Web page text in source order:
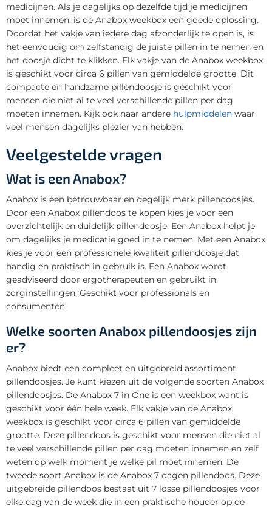
medicijnen. Als je dagelijks op dezelfde tijd je medicijnen
moet innemen, is de Anabox weekbox een goede oplossing.
Doordat het vakje van iedere dag afzonderlijk te open is, is
het eenvoudig om zelfstandig de juiste pillen in te nemen en
het doosje dicht te klikken. Elk vakje van de Anabox weekbox
is geschikt voor circa 6 pillen van gemiddelde grootte. Dit
compacte en handzame pillendoosje is geschikt voor
mensen die niet al te veel verschillende pillen per dag
moeten innemen. Kijk ook naar andere hulpmiddelen waar
veel mensen dagelijks plezier van hebben.
Veelgestelde vragen
Wat is een Anabox?
Anabox is een betrouwbaar en degelijk merk pillendoosjes.
Door een Anabox pillendoos te kopen kies je voor een
overzichtelijk en duidelijk pillendoosje. Een Anabox helpt je
om dagelijks je medicatie goed in te nemen. Met een Anabox
kies je voor een professionele kwaliteit pillendoosje dat
handig en praktisch in gebruik is. Een Anabox wordt
geadviseerd door ergotherapeuten en gebruikt in
zorginstellingen. Geschikt voor professionals en
consumenten.
Welke soorten Anabox pillendoosjes zijn
er?
Anabox biedt een compleet en uitgebreid assortiment
pillendoosjes. Je kunt kiezen uit de volgende soorten Anabox
pillendoosjes. De Anabox 7 in One is een weekbox want is
geschikt voor één hele week. Elk vakje van de Anabox
weekbox is geschikt voor circa 6 pillen van gemiddelde
grootte. Deze pillendoos is geschikt voor mensen die niet al
te veel verschillende pillen per dag moeten innemen en zelf
weten op welk moment je welke pil moet innemen. De
tweede soort Anabox is de Anabox 7 dagen pillendoos. Deze
uitgebreide pillendoos bestaat uit 7 losse pillendoosjes voor
elke dag van de week die in een praktische houder op de